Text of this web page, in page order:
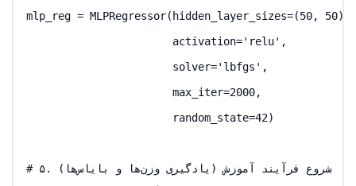
mlp_reg = MLPRegressor(hidden_layer_sizes=(50, 50),
                       activation='relu',
                       solver='lbfgs',
                       max_iter=2000,
                       random_state=42)
# ۵. شروع فرآیند آموزش (یادگیری وزن‌ها و بایاس‌ها)